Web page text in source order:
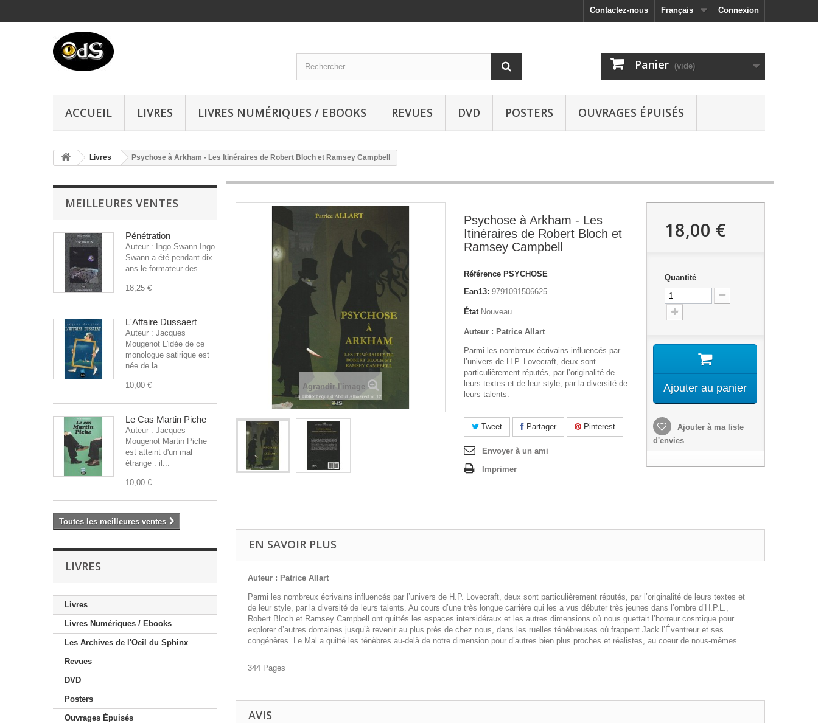
Connexion
Français
Contactez-nous
Panier (vide)
ACCUEIL LIVRES LIVRES NUMÉRIQUES / EBOOKS REVUES DVD POSTERS OUVRAGES ÉPUISÉS
Livres Psychose à Arkham - Les Itinéraires de Robert Bloch et Ramsey Campbell
MEILLEURES VENTES
Pénétration
Auteur : Ingo Swann Ingo
Swann a été pendant dix
ans le formateur des...
18,25 €
L'Affaire Dussaert
Auteur : Jacques
Mougenot L'idée de ce
monologue satirique est
née de la...
10,00 €
Le Cas Martin Piche
Auteur : Jacques
Mougenot Martin Piche
est atteint d'un mal
étrange : il...
10,00 €
Toutes les meilleures ventes
LIVRES
Livres
Livres Numériques / Ebooks
Les Archives de l'Oeil du Sphinx
Revues
DVD
Posters
Ouvrages Épuisés
Agrandir l'image
Psychose à Arkham - Les
Itinéraires de Robert Bloch et
Ramsey Campbell
Référence PSYCHOSE
Ean13: 9791091506625
État Nouveau
Auteur : Patrice Allart
Parmi les nombreux écrivains influencés par
l’univers de H.P. Lovecraft, deux sont
particulièrement réputés, par l’originalité de
leurs textes et de leur style, par la diversité de
leurs talents.
Tweet Partager Pinterest
Envoyer à un ami
Imprimer
18,00 €
Quantité
Ajouter au panier
Ajouter à ma liste
d'envies
EN SAVOIR PLUS
Auteur : Patrice Allart
Parmi les nombreux écrivains influencés par l’univers de H.P. Lovecraft, deux sont particulièrement réputés, par l’originalité de leurs textes et
de leur style, par la diversité de leurs talents. Au cours d’une très longue carrière qui les a vus débuter très jeunes dans l’ombre d’H.P.L.,
Robert Bloch et Ramsey Campbell ont quittés les espaces intersidéraux et les autres dimensions où nous guettait l’horreur cosmique pour
explorer d’autres domaines jusqu’à revenir au plus près de chez nous, dans les ruelles ténébreuses où frappent Jack l’Éventreur et ses
congénères. Le Mal a quitté les ténèbres au-delà de notre dimension pour d’autres bien plus proches et réalistes, au coeur de nous-mêmes.
344 Pages
AVIS